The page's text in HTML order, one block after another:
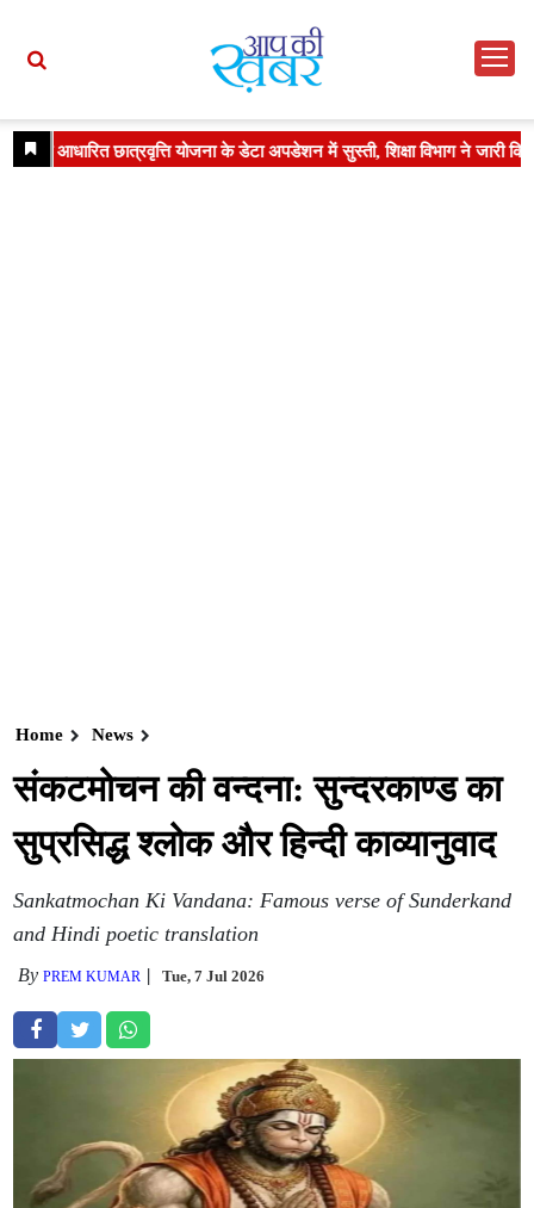
Home News
संकटमोचन की वन्दना: सुन्दरकाण्ड का
सुप्रसिद्ध श्लोक और हिन्दी काव्यानुवाद
Sankatmochan Ki Vandana: Famous verse of Sunderkand
and Hindi poetic translation
ByPREM KUMAR Tue, 7 Jul 2026